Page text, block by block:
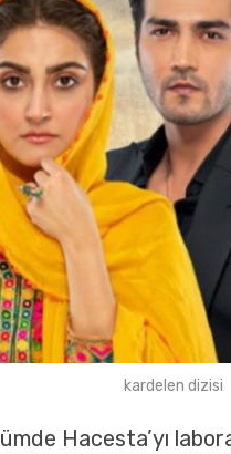
kardelen dizisi
Hacesta’yı